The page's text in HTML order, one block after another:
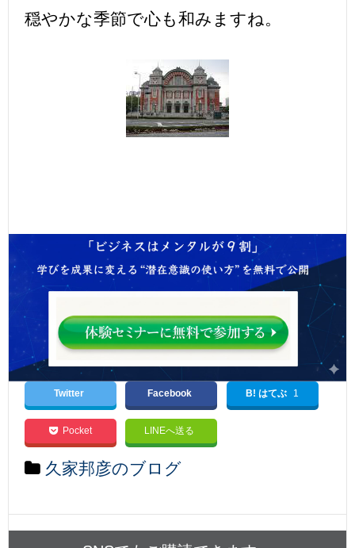
穏やかな季節で心も和みますね。
Twitter Facebook B! はてぶ 1
Pocket LINEへ送る
久家邦彦のブログ